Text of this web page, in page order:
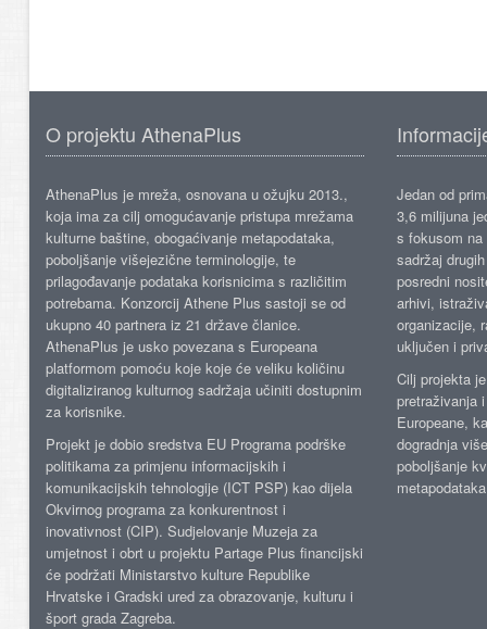
O projektu AthenaPlus
AthenaPlus je mreža, osnovana u ožujku 2013.,
koja ima za cilj omogućavanje pristupa mrežama
kulturne baštine, obogaćivanje metapodataka,
poboljšanje višejezične terminologije, te
prilagođavanje podataka korisnicima s različitim
potrebama. Konzorcij Athene Plus sastoji se od
ukupno 40 partnera iz 21 države članice.
AthenaPlus je usko povezana s Europeana
platformom pomoću koje koje će veliku količinu
digitaliziranog kulturnog sadržaja učiniti dostupnim
za korisnike.
Projekt je dobio sredstva EU Programa podrške
politikama za primjenu informacijskih i
komunikacijskih tehnologije (ICT PSP) kao dijela
Okvirnog programa za konkurentnost i
inovativnost (CIP). Sudjelovanje Muzeja za
umjetnost i obrt u projektu Partage Plus financijski
će podržati Ministarstvo kulture Republike
Hrvatske i Gradski ured za obrazovanje, kulturu i
šport grada Zagreba.
Jedan od
3,6 milijuna
s fokusom
sadržaj
posredni
arhivi,
organizacije,
uključen i
Cilj projekta
pretraživanja
Europeane,
dogradnja
poboljšanje